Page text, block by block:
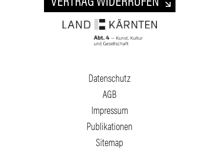
Datenschutz
AGB
Impressum
Publikationen
Sitemap